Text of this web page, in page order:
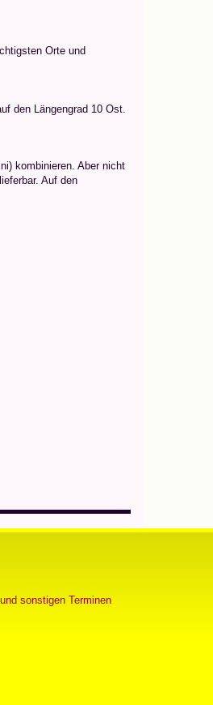
Orte und
den Längengrad 10 Ost.
kombinieren. Aber nicht
Auf den
sonstigen Terminen